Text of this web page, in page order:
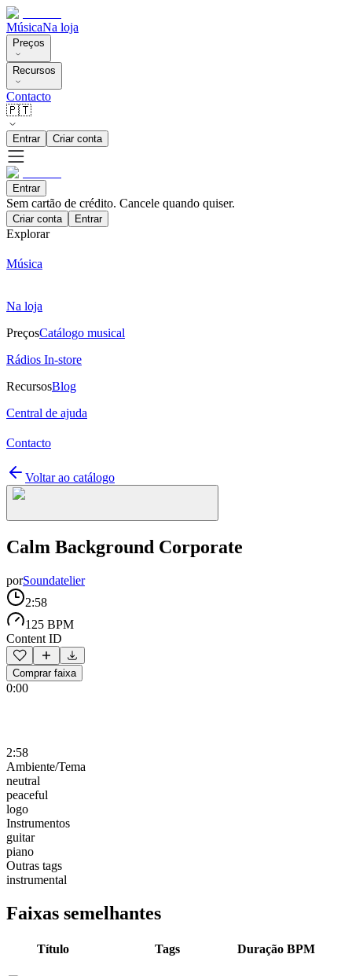
MúsicaNa loja
Preços
Recursos
Contacto
🇵🇹
Entrar Criar conta
Entrar
Sem cartão de crédito. Cancele quando quiser.
Criar conta Entrar
Explorar
Música
Na loja
PreçosCatálogo musical
Rádios In-store
RecursosBlog
Central de ajuda
Contacto
Voltar ao catálogo
Calm Background Corporate
porSoundatelier
2:58
125 BPM
Content ID
Comprar faixa
0:00
2:58
Ambiente/Tema
neutral
peaceful
logo
Instrumentos
guitar
piano
Outras tags
instrumental
Faixas semelhantes
Título Tags Duração BPM